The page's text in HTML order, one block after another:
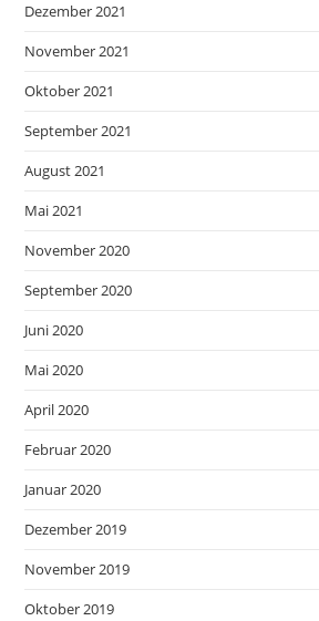
Dezember 2021
November 2021
Oktober 2021
September 2021
August 2021
Mai 2021
November 2020
September 2020
Juni 2020
Mai 2020
April 2020
Februar 2020
Januar 2020
Dezember 2019
November 2019
Oktober 2019